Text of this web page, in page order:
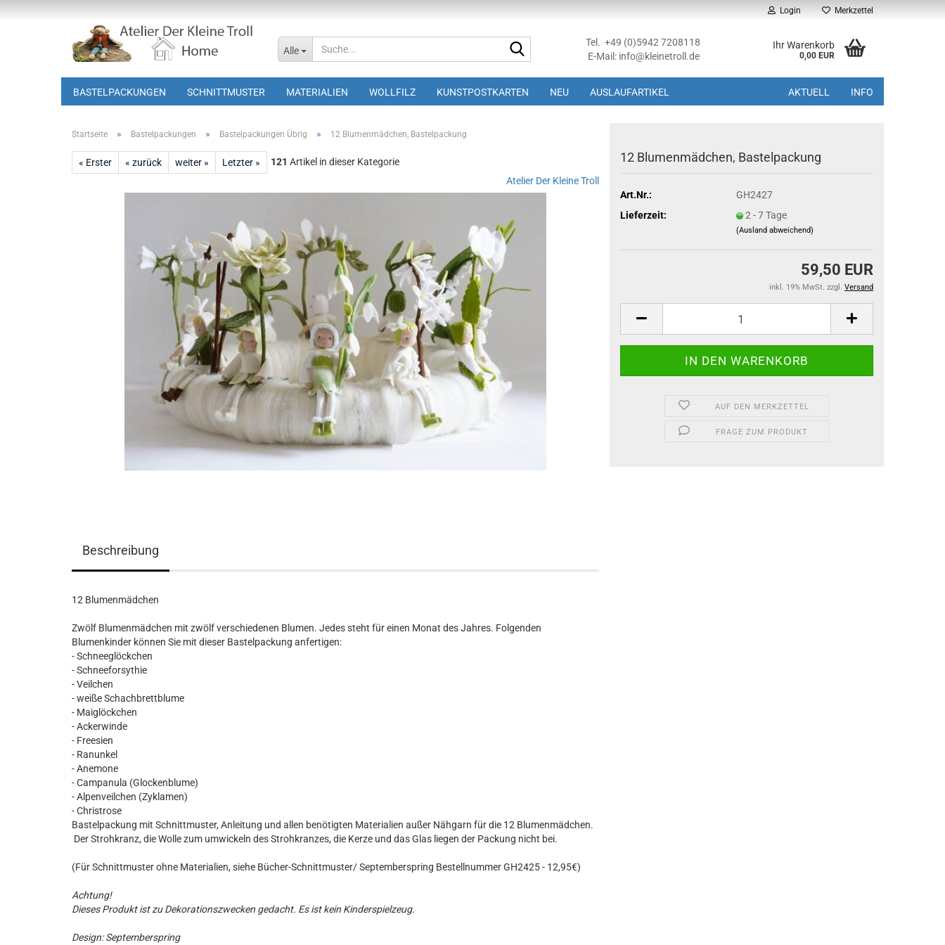
Login Merkzettel
Alle
Tel. +49 (0)5942 7208118
E-Mail: info@kleinetroll.de
Ihr Warenkorb
0,00 EUR
BASTELPACKUNGEN SCHNITTMUSTER MATERIALIEN WOLLFILZ KUNSTPOSTKARTEN NEU AUSLAUFARTIKEL AKTUELL INFO
Startseite » Bastelpackungen » Bastelpackungen Übrig » 12 Blumenmädchen, Bastelpackung
« Erster « zurück weiter » Letzter » 121 Artikel in dieser Kategorie
Atelier Der Kleine Troll
12 Blumenmädchen, Bastelpackung
Art.Nr.:
GH2427
Lieferzeit:
2 - 7 Tage
(Ausland abweichend)
59,50 EUR
inkl. 19% MwSt. zzgl. Versand
AUF DEN MERKZETTEL
FRAGE ZUM PRODUKT
Beschreibung
12 Blumenmädchen
Zwölf Blumenmädchen mit zwölf verschiedenen Blumen. Jedes steht für einen Monat des Jahres. Folgenden
Blumenkinder können Sie mit dieser Bastelpackung anfertigen:
- Schneeglöckchen
- Schneeforsythie
- Veilchen
- weiße Schachbrettblume
- Maiglöckchen
- Ackerwinde
- Freesien
- Ranunkel
- Anemone
- Campanula (Glockenblume)
- Alpenveilchen (Zyklamen)
- Christrose
Bastelpackung mit Schnittmuster, Anleitung und allen benötigten Materialien außer Nähgarn für die 12 Blumenmädchen.
Der Strohkranz, die Wolle zum umwickeln des Strohkranzes, die Kerze und das Glas liegen der Packung nicht bei.
(Für Schnittmuster ohne Materialien, siehe Bücher-Schnittmuster/ Septemberspring Bestellnummer GH2425 - 12,95€)
Achtung!
Dieses Produkt ist zu Dekorationszwecken gedacht. Es ist kein Kinderspielzeug.
Design: Septemberspring